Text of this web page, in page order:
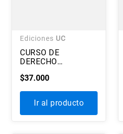
Ediciones UC
CURSO DE
DERECHO
TOMO II
$37.000
Ir al producto